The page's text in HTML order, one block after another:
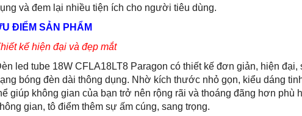
và đem lại nhiều tiện ích cho người tiêu dùng.
ĐIỂM SẢN PHẨM
kế hiện đại và đẹp mắt
led tube 18W CFLA18LT8 Paragon có thiết kế đơn giản, hiện đại,
bóng đèn dài thông dụng. Nhờ kích thước nhỏ gọn, kiểu dáng
giúp không gian của bạn trở nên rộng rãi và thoáng đãng hơn phù
gian, tô điểm thêm sự ấm cúng, sang trọng.